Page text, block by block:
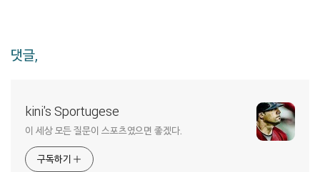
댓글,
kini's Sportugese
이 세상 모든 질문이 스포츠였으면 좋겠다.
구독하기